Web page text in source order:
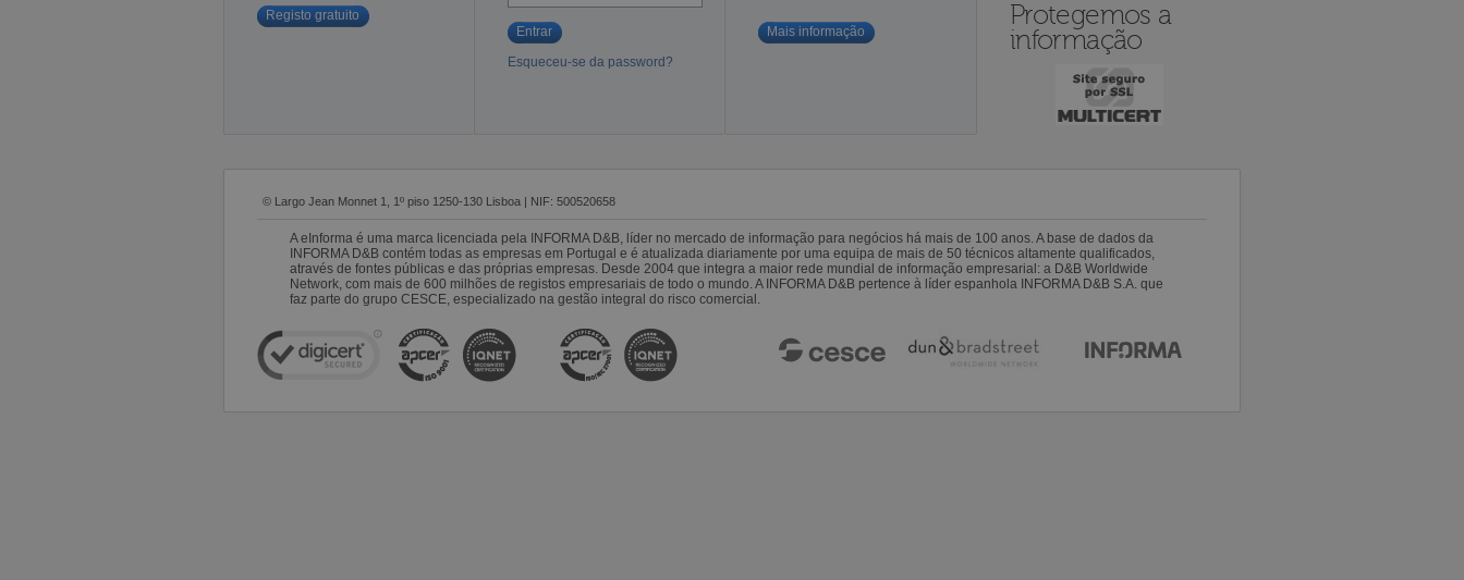
Registo gratuito
Entrar
Esqueceu-se da password?
Mais informação
Protegemos a
informação
© Largo Jean Monnet 1, 1º piso 1250-130 Lisboa | NIF: 500520658
A eInforma é uma marca licenciada pela INFORMA D&B, líder no mercado de informação para negócios há mais de 100 anos. A base de dados da
INFORMA D&B contém todas as empresas em Portugal e é atualizada diariamente por uma equipa de mais de 50 técnicos altamente qualificados,
através de fontes públicas e das próprias empresas. Desde 2004 que integra a maior rede mundial de informação empresarial: a D&B Worldwide
Network, com mais de 600 milhões de registos empresariais de todo o mundo. A INFORMA D&B pertence à líder espanhola INFORMA D&B S.A. que
faz parte do grupo CESCE, especializado na gestão integral do risco comercial.